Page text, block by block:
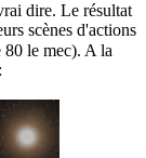
dire. Le résultat
scènes d'actions
80 le mec). A la